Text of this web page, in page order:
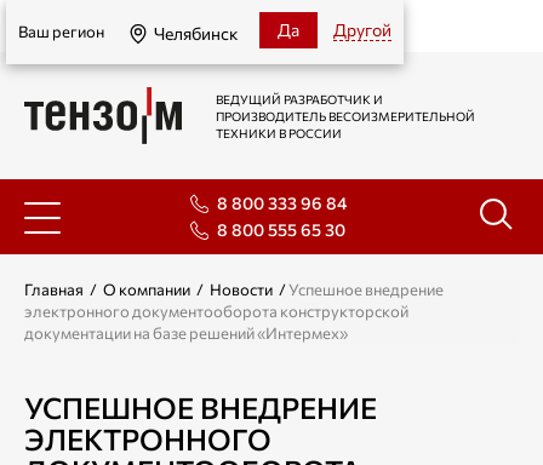
Челябинск
Ваш регион Челябинск Да Другой
ВЕДУЩИЙ РАЗРАБОТЧИК И
ПРОИЗВОДИТЕЛЬ ВЕСОИЗМЕРИТЕЛЬНОЙ
ТЕХНИКИ В РОССИИ
8 800 333 96 84
8 800 555 65 30
Главная / О компании / Новости /Успешное внедрение
электронного документооборота конструкторской
документации на базе решений «Интермех»
УСПЕШНОЕ ВНЕДРЕНИЕ
ЭЛЕКТРОННОГО